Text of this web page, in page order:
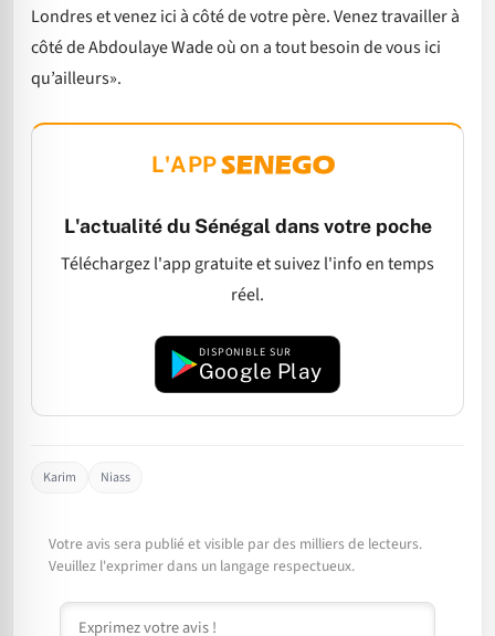
Londres et venez ici à côté de votre père. Venez travailler à
côté de Abdoulaye Wade où on a tout besoin de vous ici
qu’ailleurs».
L'APP
L'actualité du Sénégal dans votre poche
Téléchargez l'app gratuite et suivez l'info en temps
réel.
DISPONIBLE SUR
Google Play
Karim Niass
Votre avis sera publié et visible par des milliers de lecteurs.
Veuillez l'exprimer dans un langage respectueux.
Commentaire